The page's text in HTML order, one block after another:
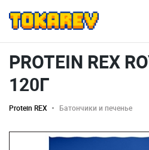
PROTEIN REX
120Г
Protein REX Батончики и печенье